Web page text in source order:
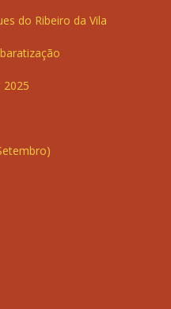
do Ribeiro da Vila
2025